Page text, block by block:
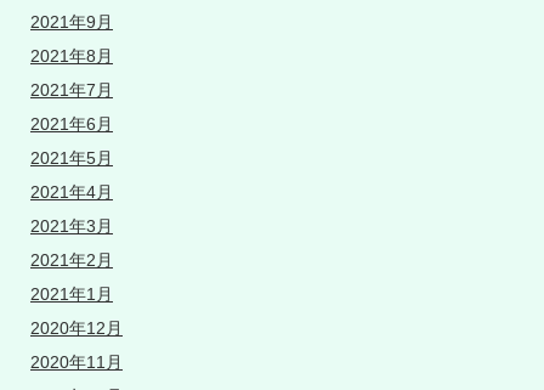
2021年9月
2021年8月
2021年7月
2021年6月
2021年5月
2021年4月
2021年3月
2021年2月
2021年1月
2020年12月
2020年11月